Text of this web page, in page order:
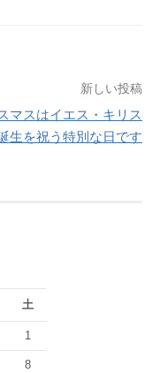
新しい投稿
マスはイエス・キリス
生を祝う特別な日です
土
1
8